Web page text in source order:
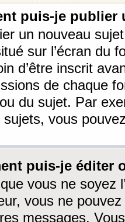
puis-je
un nouveau
sur l’écran du
d’être inscrit
de chaque
du sujet. Par
sujets, vous
puis-je éditer
vous ne soyez
vous ne
messages.